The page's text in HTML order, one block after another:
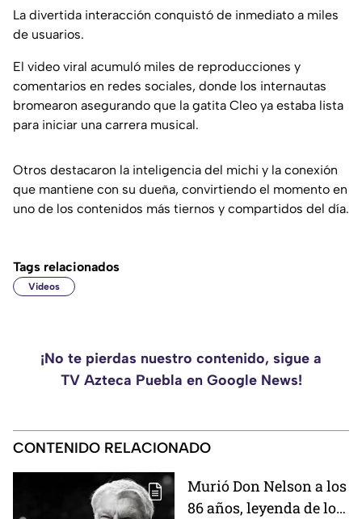
La divertida interacción conquistó de inmediato a miles
de usuarios.
El video viral acumuló miles de reproducciones y
comentarios en redes sociales, donde los internautas
bromearon asegurando que la gatita Cleo ya estaba lista
para iniciar una carrera musical.
Otros destacaron la inteligencia del michi y la conexión
que mantiene con su dueña, convirtiendo el momento en
uno de los contenidos más tiernos y compartidos del día.
Tags relacionados
Videos
¡No te pierdas nuestro contenido, sigue a
TV Azteca Puebla en Google News!
CONTENIDO RELACIONADO
Murió Don Nelson a los
86 años, leyenda de los